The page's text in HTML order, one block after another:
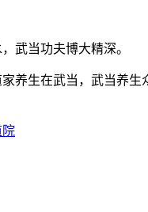
武当功夫博大精深。
养生在武当，武当养生